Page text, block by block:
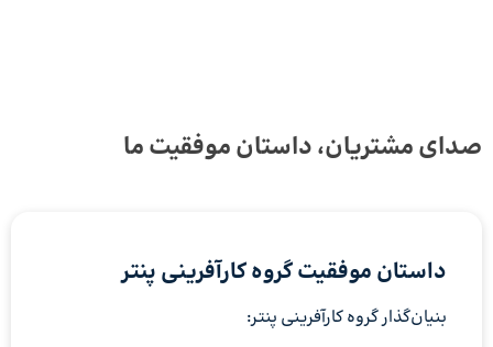
صدای مشتریان، داستان موفقیت ما
داستان موفقیت گروه کارآفرینی پنتر
بنیان‌گذار گروه کارآفرینی پنتر: